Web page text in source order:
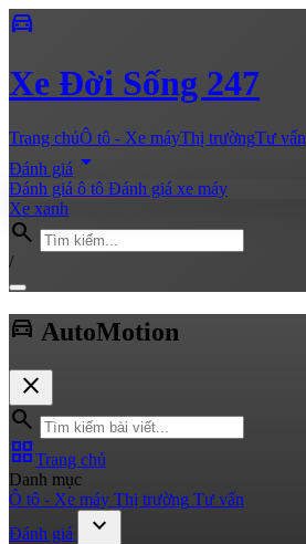
directions_car
Xe Đời Sống 247
Trang chủÔ tô - Xe máyThị trườngTư vấn
Đánh giá arrow_drop_down
Đánh giá ô tô Đánh giá xe máy
Xe xanh
search
/
directions_car AutoMotion
close
search
grid_viewTrang chủ
Danh mục
Ô tô - Xe máy Thị trường Tư vấn
Đánh giá
expand_more